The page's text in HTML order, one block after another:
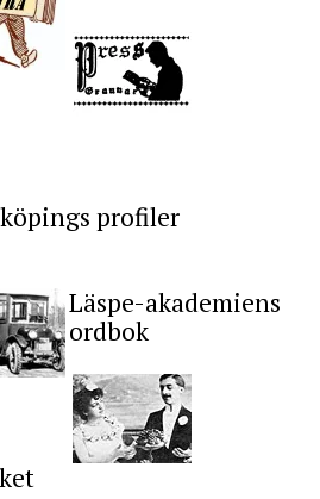
profiler
Läspe-akademiens
ordbok